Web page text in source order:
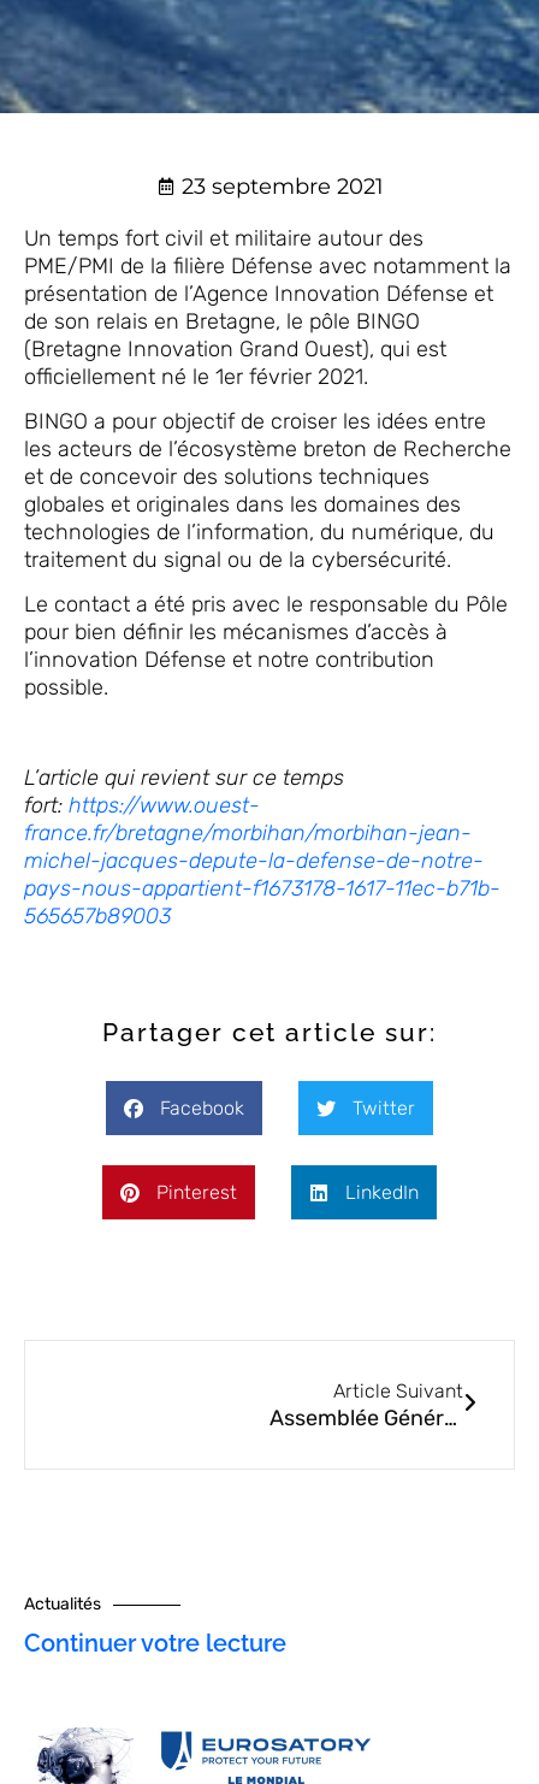
23 septembre 2021
Un temps fort civil et militaire autour des
PME/PMI de la filière Défense avec notamment la
présentation de l’Agence Innovation Défense et
de son relais en Bretagne, le pôle BINGO
(Bretagne Innovation Grand Ouest), qui est
officiellement né le 1er février 2021.
BINGO a pour objectif de croiser les idées entre
les acteurs de l’écosystème breton de Recherche
et de concevoir des solutions techniques
globales et originales dans les domaines des
technologies de l’information, du numérique, du
traitement du signal ou de la cybersécurité.
Le contact a été pris avec le responsable du Pôle
pour bien définir les mécanismes d’accès à
l’innovation Défense et notre contribution
possible.
L’article qui revient sur ce temps
fort: https://www.ouest-
france.fr/bretagne/morbihan/morbihan-jean-
michel-jacques-depute-la-defense-de-notre-
pays-nous-appartient-f1673178-1617-11ec-b71b-
565657b89003
Partager cet article sur:
Facebook Twitter
Pinterest LinkedIn
Article Suivant
Assemblée Générale BCI
Actualités
Continuer votre lecture